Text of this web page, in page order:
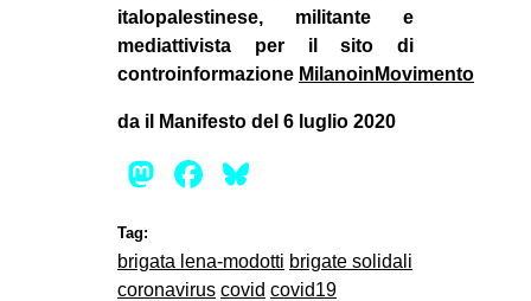
italopalestinese, militante e
mediattivista per il sito di
controinformazione MilanoinMovimento
da il Manifesto del 6 luglio 2020
Mastodon
Facebook
Tag:
brigata lena-modotti brigate solidali
coronavirus covid covid19